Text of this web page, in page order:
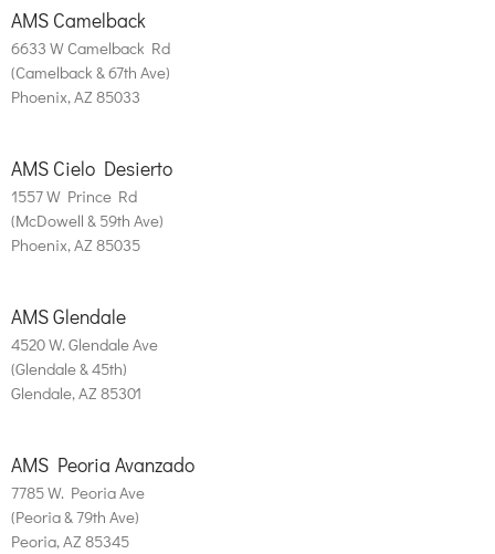
AMS Camelback
6633 W Camelback Rd
(Camelback & 67th Ave)
Phoenix, AZ 85033
AMS Cielo Desierto
1557 W Prince Rd
(McDowell & 59th Ave)
Phoenix, AZ 85035
AMS Glendale
4520 W. Glendale Ave
(Glendale & 45th)
Glendale, AZ 85301
AMS Peoria Avanzado
7785 W. Peoria Ave
(Peoria & 79th Ave)
Peoria, AZ 85345